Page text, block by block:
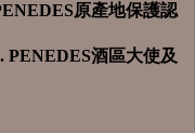
原產地保護認
酒區大使及